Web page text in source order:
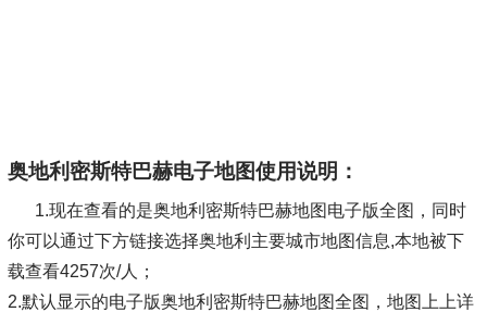
奥地利密斯特巴赫电子地图使用说明：
1.现在查看的是奥地利密斯特巴赫地图电子版全图，同时
你可以通过下方链接选择奥地利主要城市地图信息,本地被下
载查看4257次/人；
2.默认显示的电子版奥地利密斯特巴赫地图全图，地图上上详